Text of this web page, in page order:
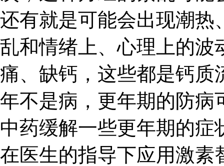
还有就是可能会出现潮热
乱和情绪上、心理上的波
痛、缺钙，这些都是钙质
年不是病，更年期的防病
中药缓解一些更年期的
在医生的指导下应用激素